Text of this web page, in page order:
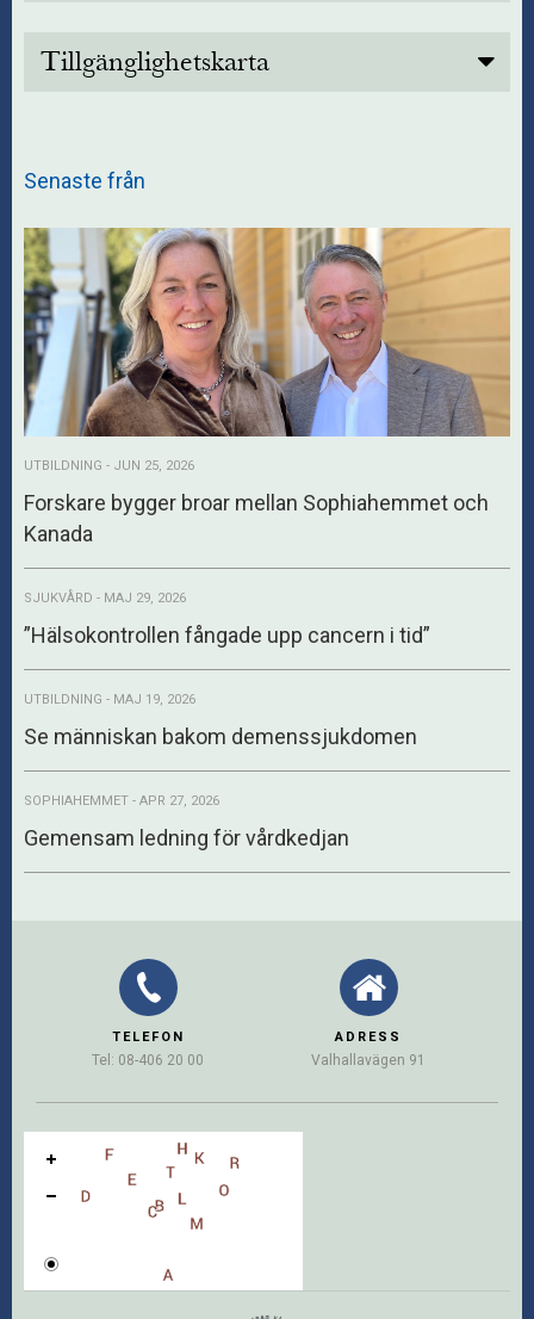
Tillgänglighetskarta
Senaste från
UTBILDNING - JUN 25, 2026
Forskare bygger broar mellan Sophiahemmet och
Kanada
SJUKVÅRD - MAJ 29, 2026
”Hälsokontrollen fångade upp cancern i tid”
UTBILDNING - MAJ 19, 2026
Se människan bakom demenssjukdomen
SOPHIAHEMMET - APR 27, 2026
Gemensam ledning för vårdkedjan
TELEFON
Tel: 08-406 20 00
ADRESS
Valhallavägen 91